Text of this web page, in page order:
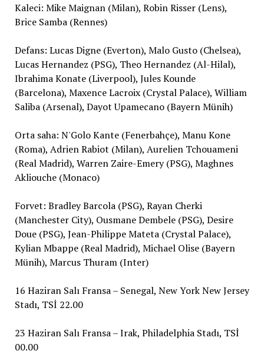
Kaleci: Mike Maignan (Milan), Robin Risser (Lens),
Brice Samba (Rennes)
Defans: Lucas Digne (Everton), Malo Gusto (Chelsea),
Lucas Hernandez (PSG), Theo Hernandez (Al-Hilal),
Ibrahima Konate (Liverpool), Jules Kounde
(Barcelona), Maxence Lacroix (Crystal Palace), William
Saliba (Arsenal), Dayot Upamecano (Bayern Münih)
Orta saha: N'Golo Kante (Fenerbahçe), Manu Kone
(Roma), Adrien Rabiot (Milan), Aurelien Tchouameni
(Real Madrid), Warren Zaire-Emery (PSG), Maghnes
Akliouche (Monaco)
Forvet: Bradley Barcola (PSG), Rayan Cherki
(Manchester City), Ousmane Dembele (PSG), Desire
Doue (PSG), Jean-Philippe Mateta (Crystal Palace),
Kylian Mbappe (Real Madrid), Michael Olise (Bayern
Münih), Marcus Thuram (Inter)
16 Haziran Salı Fransa – Senegal, New York New Jersey
Stadı, TSİ 22.00
23 Haziran Salı Fransa – Irak, Philadelphia Stadı, TSİ
00.00